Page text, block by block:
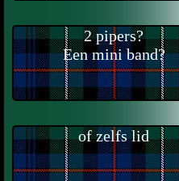
2 pipers?
Een mini band?
of zelfs lid